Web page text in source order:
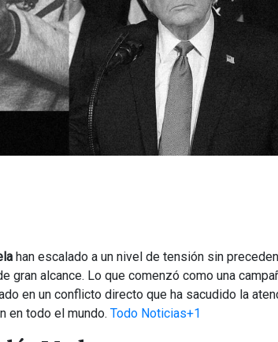
han escalado a un nivel de tensión sin
alcance. Lo que comenzó como una
en un conflicto directo que ha sacudido la
en todo el mundo. Todo Noticias+1